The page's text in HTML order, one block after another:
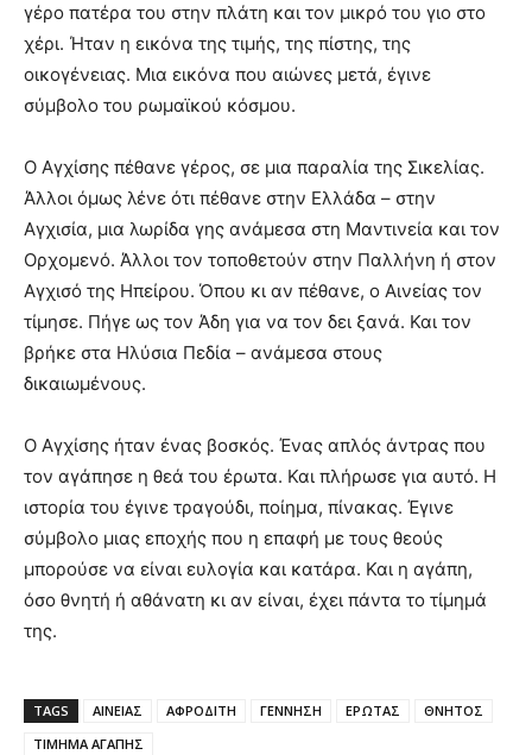
γέρο πατέρα του στην πλάτη και τον μικρό του γιο στο
χέρι. Ήταν η εικόνα της τιμής, της πίστης, της
οικογένειας. Μια εικόνα που αιώνες μετά, έγινε
σύμβολο του ρωμαϊκού κόσμου.
Ο Αγχίσης πέθανε γέρος, σε μια παραλία της Σικελίας.
Άλλοι όμως λένε ότι πέθανε στην Ελλάδα – στην
Αγχισία, μια λωρίδα γης ανάμεσα στη Μαντινεία και τον
Ορχομενό. Άλλοι τον τοποθετούν στην Παλλήνη ή στον
Αγχισό της Ηπείρου. Όπου κι αν πέθανε, ο Αινείας τον
τίμησε. Πήγε ως τον Άδη για να τον δει ξανά. Και τον
βρήκε στα Ηλύσια Πεδία – ανάμεσα στους
δικαιωμένους.
Ο Αγχίσης ήταν ένας βοσκός. Ένας απλός άντρας που
τον αγάπησε η θεά του έρωτα. Και πλήρωσε για αυτό. Η
ιστορία του έγινε τραγούδι, ποίημα, πίνακας. Έγινε
σύμβολο μιας εποχής που η επαφή με τους θεούς
μπορούσε να είναι ευλογία και κατάρα. Και η αγάπη,
όσο θνητή ή αθάνατη κι αν είναι, έχει πάντα το τίμημά
της.
TAGS ΑΙΝΕΙΑΣ ΑΦΡΟΔΙΤΗ ΓΕΝΝΗΣΗ ΕΡΩΤΑΣ
ΘΝΗΤΟΣ
ΤΙΜΗΜΑ ΑΓΑΠΗΣ